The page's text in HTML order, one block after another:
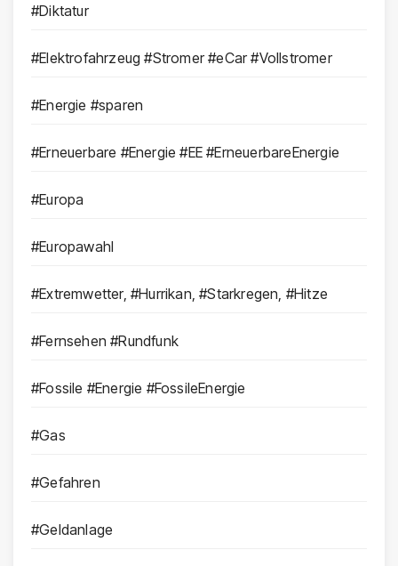
#Diktatur
#Elektrofahrzeug #Stromer #eCar #Vollstromer
#Energie #sparen
#Erneuerbare #Energie #EE #ErneuerbareEnergie
#Europa
#Europawahl
#Extremwetter, #Hurrikan, #Starkregen, #Hitze
#Fernsehen #Rundfunk
#Fossile #Energie #FossileEnergie
#Gas
#Gefahren
#Geldanlage